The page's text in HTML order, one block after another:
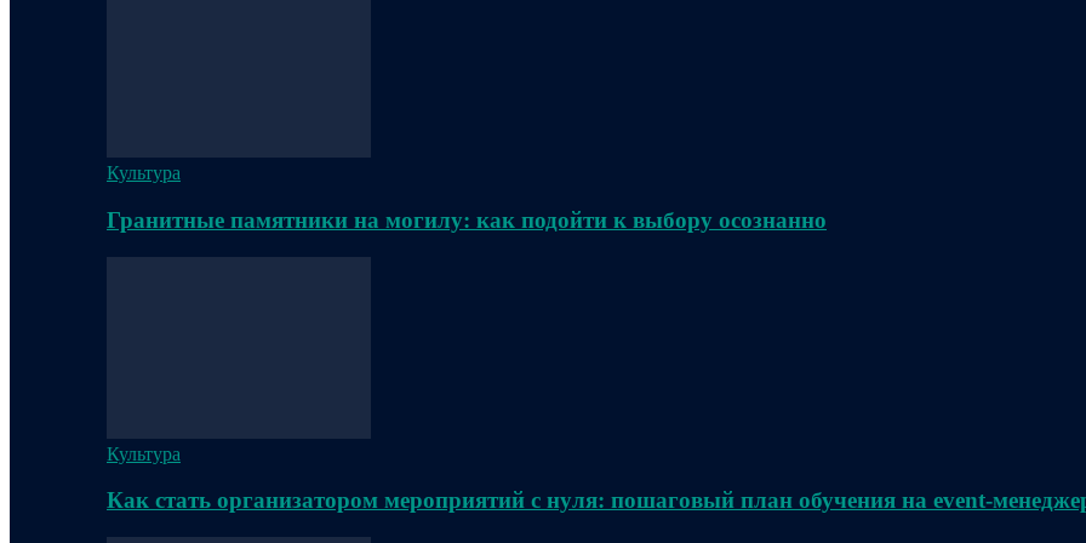
Культура
Гранитные памятники на могилу: как подойти к выбору осознанно
Культура
Как стать организатором мероприятий с нуля: пошаговый план обучения на event-